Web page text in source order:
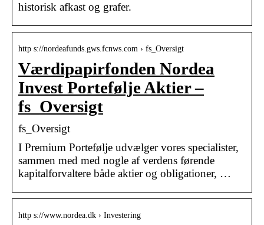
historisk afkast og grafer.
http s://nordeafunds.gws.fcnws.com › fs_Oversigt
Værdipapirfonden Nordea
Invest Portefølje Aktier –
fs_Oversigt
fs_Oversigt
I Premium Portefølje udvælger vores specialister,
sammen med med nogle af verdens førende
kapitalforvaltere både aktier og obligationer, …
http s://www.nordea.dk › Investering